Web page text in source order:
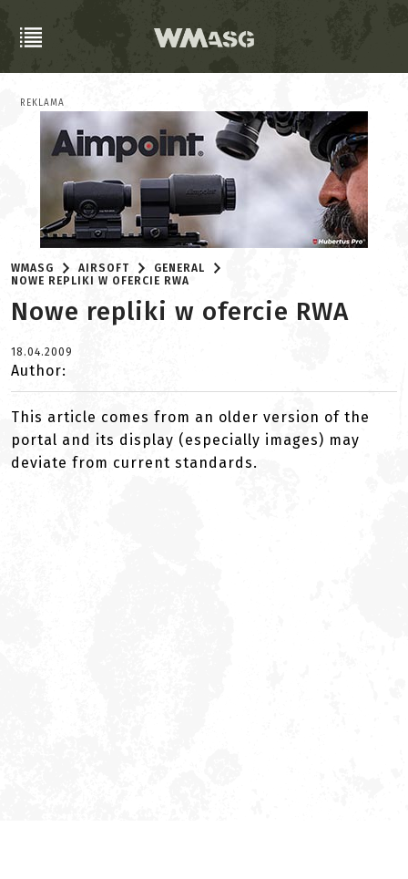
REKLAMA
WMASG AIRSOFT
GENERAL
NOWE REPLIKI W OFERCIE RWA
Nowe repliki w ofercie RWA
18.04.2009
Author:
This article comes from an older version of the
portal and its display (especially images) may
deviate from current standards.